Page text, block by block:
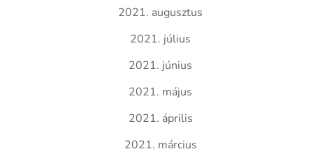
2021. augusztus
2021. július
2021. június
2021. május
2021. április
2021. március